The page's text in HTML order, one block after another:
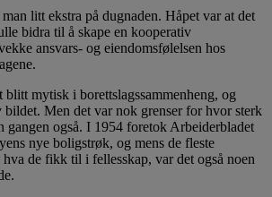
litt ekstra på dugnaden. Håpet var at det
bidra til å skape en kooperativ
ansvars- og eiendomsfølelsen hos
blitt mytisk i borettslagssammenheng, og
bildet. Men det var nok grenser for hvor sterk
gangen også. I 1954 foretok Arbeiderbladet
nye boligstrøk, og mens de fleste
hva de fikk til i fellesskap, var det også noen